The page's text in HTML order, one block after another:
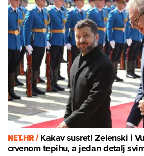
NET.HR /Kakav susret! Zelenski i
crvenom tepihu, a jedan detalj